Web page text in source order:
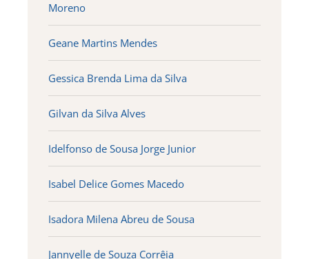
Moreno
Geane Martins Mendes
Gessica Brenda Lima da Silva
Gilvan da Silva Alves
Idelfonso de Sousa Jorge Junior
Isabel Delice Gomes Macedo
Isadora Milena Abreu de Sousa
Jannyelle de Souza Corrêia